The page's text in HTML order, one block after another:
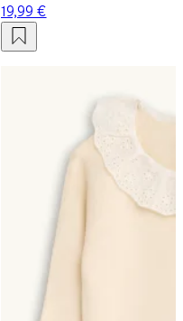
19,99 €